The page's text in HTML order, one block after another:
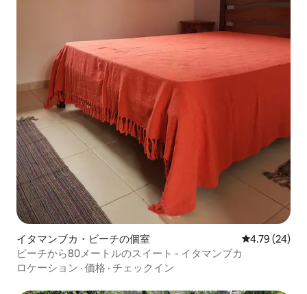
イタマンブカ・ビーチの個室 レビュー24
4.79 (24)
ビーチから80メートルのスイート - イタマンブカ
ロケーション · 価格 · チェックイン